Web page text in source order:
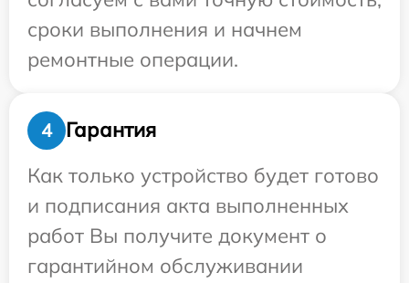
сроки выполнения и начнем
ремонтные операции.
4
Гарантия
Как только устройство будет готово
и подписания акта выполненных
работ Вы получите документ о
гарантийном обслуживании